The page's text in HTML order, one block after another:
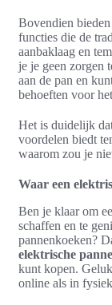
Bovendien
functies die de
aanbaklaag en
je je geen zorgen
aan de pan en
behoeften voor
Het is duidelijk
voordelen biedt
waarom zou je
Waar een
Ben je klaar om
schaffen en te
pannenkoeken?
elektrische
kunt kopen.
online als in